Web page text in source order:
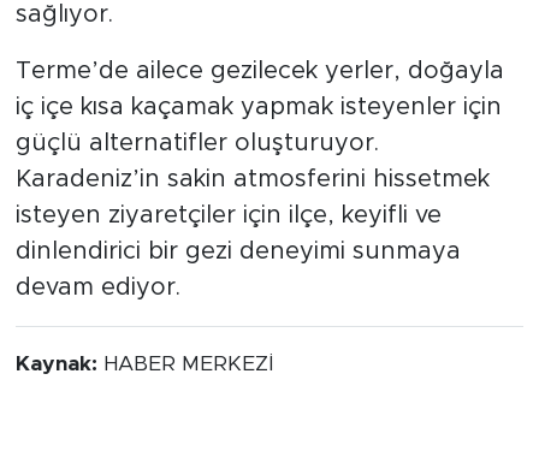
sağlıyor.
Terme’de ailece gezilecek yerler, doğayla
iç içe kısa kaçamak yapmak isteyenler için
güçlü alternatifler oluşturuyor.
Karadeniz’in sakin atmosferini hissetmek
isteyen ziyaretçiler için ilçe, keyifli ve
dinlendirici bir gezi deneyimi sunmaya
devam ediyor.
Kaynak: HABER MERKEZİ